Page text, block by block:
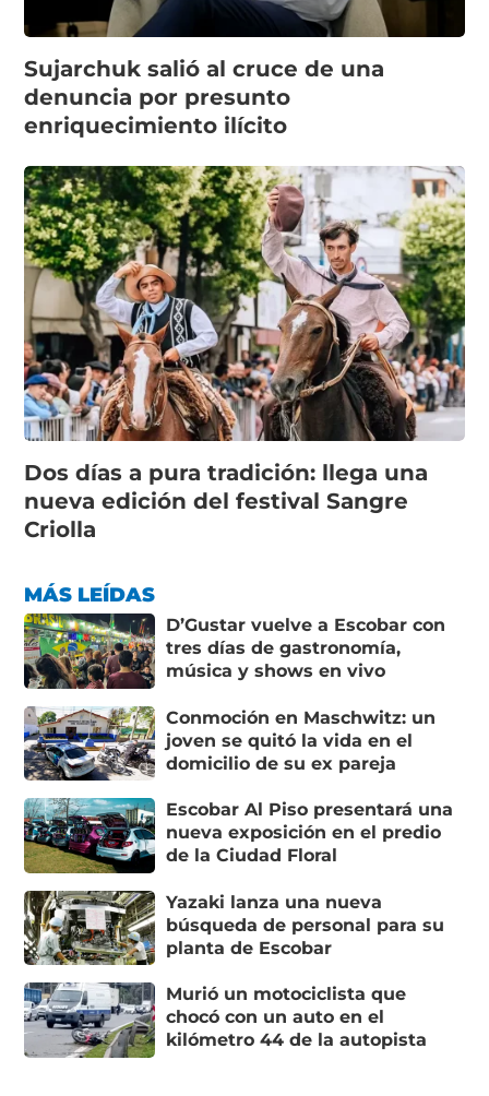
Sujarchuk salió al cruce de una
denuncia por presunto
enriquecimiento ilícito
Dos días a pura tradición: llega una
nueva edición del festival Sangre
Criolla
MÁS LEÍDAS
D’Gustar vuelve a Escobar con
tres días de gastronomía,
música y shows en vivo
Conmoción en Maschwitz: un
joven se quitó la vida en el
domicilio de su ex pareja
Escobar Al Piso presentará una
nueva exposición en el predio
de la Ciudad Floral
Yazaki lanza una nueva
búsqueda de personal para su
planta de Escobar
Murió un motociclista que
chocó con un auto en el
kilómetro 44 de la autopista